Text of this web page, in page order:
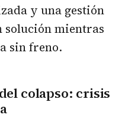
y una gestión
solución mientras
sin freno.
colapso: crisis